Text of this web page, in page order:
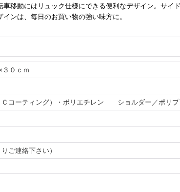
移動にはリュック仕様にできる便利なデザイン。サ
ンは、毎日のお買い物の強い味方に。
３０ｃｍ
Ｃコーティング）・ポリエチレン ショルダー／ポ
ご連絡下さい）